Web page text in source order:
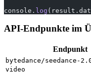
console. log
API-Endpunkte im
Endpunkt
bytedance/seedance-
video